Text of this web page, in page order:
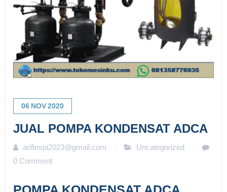
06 NOV 2020
JUAL POMPA KONDENSAT ADCA
arifinspi2023@gmail.com
Uncategorized
0 Comment